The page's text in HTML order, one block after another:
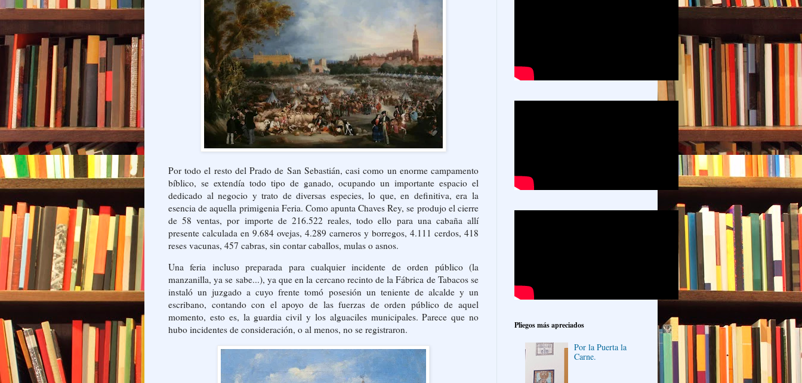
Por todo el resto del Prado de San Sebastián, casi como un enorme campamento
bíblico, se extendía todo tipo de ganado, ocupando un importante espacio el
dedicado al negocio y trato de diversas especies, lo que, en definitiva, era la
esencia de aquella primigenia Feria. Como apunta Chaves Rey, se produjo el cierre
de 58 ventas, por importe de 216.522 reales, todo ello para una cabaña allí
presente calculada en 9.684 ovejas, 4.289 carneros y borregos, 4.111 cerdos, 418
reses vacunas, 457 cabras, sin contar caballos, mulas o asnos.
Una feria incluso preparada para cualquier incidente de orden público (la
manzanilla, ya se sabe...), ya que en la cercano recinto de la Fábrica de Tabacos se
instaló un juzgado a cuyo frente tomó posesión un teniente de alcalde y un
escribano, contando con el apoyo de las fuerzas de orden público de aquel
momento, esto es, la guardia civil y los alguaciles municipales. Parece que no
hubo incidentes de consideración, o al menos, no se registraron.
Pliegos más apreciados
Por la Puerta la
Carne.